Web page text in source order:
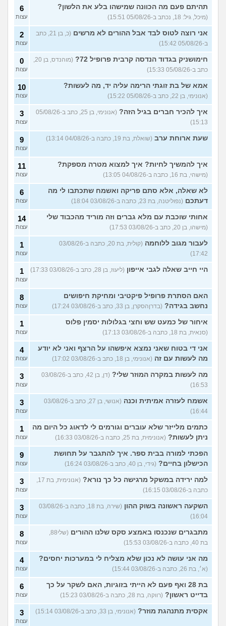
אילו יחידות טכנולוגיות יש?
(אנונימי, בן 17)
2
עצות
החיים בתור סטודנט לרפואה
(אנונימי, בן 20)
9
עצות
הנדסת בניין באריאל או סמי
(יותם, בן 23)
3
עצות
אני מרגישה ממש תקועה, איך
להתמודד? (מאיה, בת 23) עצות
עוד שאלות חדשות במדור
תהיתם פעם מה הכוונה שמישהו בלע את הלשון?
(מיכל, גיל: 18, נכתב ב-05/08/26 15:51)
6
עצות
אני רוצה לטוס לבד אבל ההורים לא מרשים
(כ, בן 21, כתב
ב-05/08/26 15:42)
2
עצות
חימושניק בגדוד הנדסה קרבית פרופיל 72?
(מוהנדס, בן 20,
כתב ב-05/08/26 15:33)
0
עצות
אמא של בת זוגתי הרימה עליה יד, מה לעשות?
(אנונימי, בן 22, כתב ב-05/08/26 15:22)
10
עצות
איך להכיר חברים בגיל הזה?
(אנונימי, בן 25, כתב ב-05/08/26
15:13)
3
עצות
שעת ארוחת ערב (שואלת, בת 19, כתבה ב-04/08/26 13:14) 9
עצות
איך להמשיך לחיות? איך למצוא מטרה מספקת?
(מישהי, בת 16, כתבה ב-04/08/26 13:05)
11
עצות
לא שאלה, אלא סתם פריקה ואשמח שתכתבו לי מה
דעתכם (נפוליטנה, בת 23, כתבה ב-03/08/26 18:04)
6
עצות
אחותי שוכבת עם מלא גברים וזה מוריד מהכבוד שלי
(מישהו, בן 20, כתב ב-03/08/26 17:53)
14
עצות
לעבור מגוב ללוחמה
(קולית, בת 20, כתבה ב-03/08/26
17:42)
1
עצות
היי חייב שאלה לגבי אייפון (ליעוז, בן 28, כתב ב-03/08/26 17:33) 1
עצות
האם הסתרת פרופיל פיקטיבי ומחיקת חיפושים
נחשב בגידה? (בדרןהסקרן, בן 33, כתב ב-03/08/26 17:24)
8
עצות
איחור של כמעט שש וחצי בגלולות יסמין פלוס
(סנאית, בת 18, כתבה ב-03/08/26 17:13)
1
עצות
אני די בטוח שאני נמצא איפשהו על הרצף ואני לא יודע
מה לעשות עם זה (אנונימי, בן 18, כתב ב-03/08/26 17:02)
4
עצות
מה לעשות במקרה המוזר שלי?
(דן, בן 42, כתב ב-03/08/26
16:53)
3
עצות
אשמח לעזרה אמיתית וכנה
(אנושי, בן 27, כתב ב-03/08/26
16:44)
3
עצות
כתמים מלייזר שלא עוברים וגורמים לי לדאוג כל היום מה
ניתן לעשות? (אנונימית, בת 25, כתבה ב-03/08/26 16:33)
1
עצות
הפכתי למורה בבית ספר. איך להתגבר על תחושת
הכישלון בחיים? (גידי, בן 40, כתב ב-03/08/26 16:24)
9
עצות
למה ירידה במשקל מרגישה כל כך נורא?
(אנונימית, בת 17,
כתבה ב-03/08/26 16:15)
3
עצות
השקעה ראשונה בשוק ההון
(שירה, בת 18, כתבה ב-03/08/26
16:04)
3
עצות
מתבגרים שנכנסו באמצע סקס שלנו ההורים
(שלי88,
בת 40, כתבה ב-03/08/26 15:53)
8
עצות
מה אני עושה לא נכון שלא מצליח לי במערכות יחסים?
(א׳, בת 26, כתבה ב-03/08/26 15:44)
4
עצות
בת 28 ואף פעם לא הייתי בזוגיות, האם לשקר על כך
בדייט ראשון? (רווקה, בת 28, כתבה ב-03/08/26 15:23)
6
עצות
אקסית מתנהגת מוזר? (אנונימי, בן 33, כתב ב-03/08/26 15:14) 3
עצות